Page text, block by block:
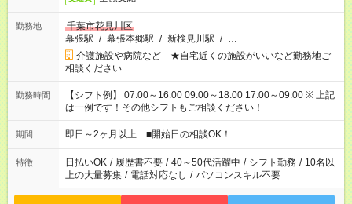
勤務地
千葉市花見川区
幕張駅 / 幕張本郷駅 / 新検見川駅 / …
介護施設や病院など ★自宅近くの施設がいいなど勤務地ご
相談ください
勤務時間
【シフト例】 07:00～16:00 09:00～18:00 17:00～09:00 ※ 上記
は一例です！その他シフトもご相談ください！
期間 即日～2ヶ月以上 ■開始日の相談OK！
特徴 日払いOK / 履歴書不要 / 40～50代活躍中 / シフト勤務 / 10名以
上の大量募集 / 電話対応なし / パソコンスキル不要